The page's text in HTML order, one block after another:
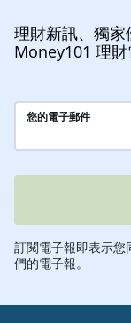
理財新訊、獨
Money101 理財